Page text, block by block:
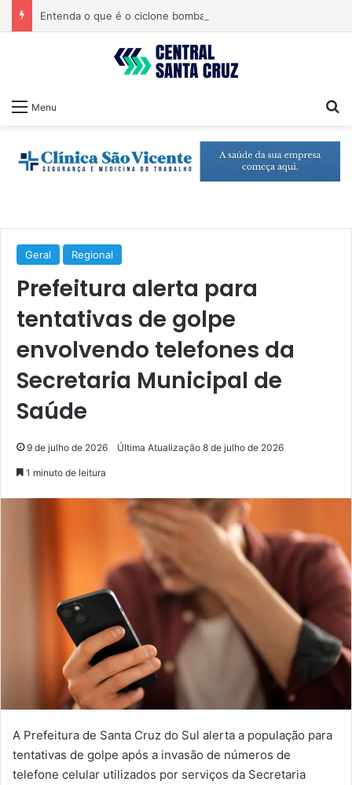
Menu
Geral Regional
Prefeitura alerta para
tentativas de golpe
envolvendo telefones da
Secretaria Municipal de
Saúde
9 de julho de 2026 Última Atualização 8 de julho de 2026
1 minuto de leitura
A Prefeitura de Santa Cruz do Sul alerta a população para
tentativas de golpe após a invasão de números de
telefone celular utilizados por serviços da Secretaria